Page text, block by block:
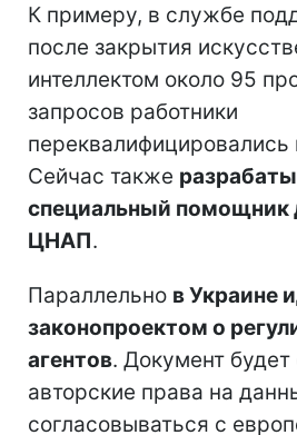
К примеру, в службе
после закрытия
интеллектом около 95
запросов работники
Сейчас также
специальный помощник
ЦНАП.
Параллельно в Украине
законопроектом о
агентов. Документ будет
авторские права на
согласовываться с